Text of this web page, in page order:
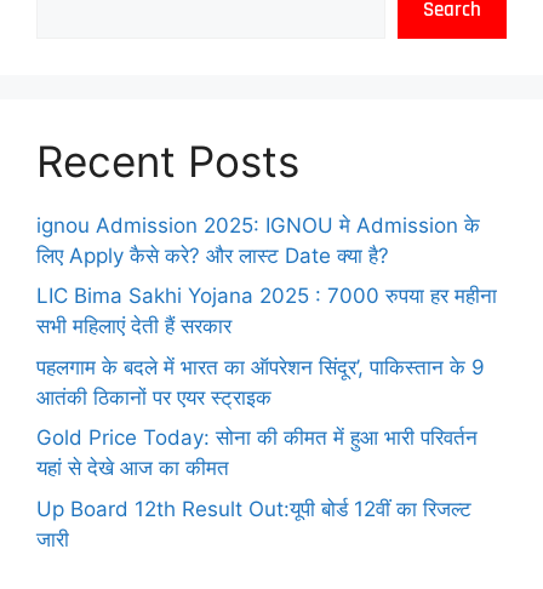
Search
Recent Posts
ignou Admission 2025: IGNOU मे Admission के
लिए Apply कैसे करे? और लास्ट Date क्या है?
LIC Bima Sakhi Yojana 2025 : 7000 रुपया हर महीना
सभी महिलाएं देती हैं सरकार
पहलगाम के बदले में भारत का ऑपरेशन सिंदूर’, पाकिस्तान के 9
आतंकी ठिकानों पर एयर स्ट्राइक
Gold Price Today: सोना की कीमत में हुआ भारी परिवर्तन
यहां से देखे आज का कीमत
Up Board 12th Result Out:यूपी बोर्ड 12वीं का रिजल्ट
जारी